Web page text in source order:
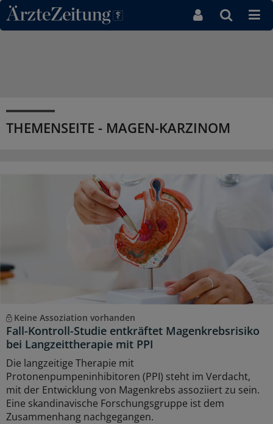
Direkt zum Inhaltsbereich
THEMENSEITE - MAGEN-KARZINOM
Keine Assoziation vorhanden
Fall-Kontroll-Studie entkräftet Magenkrebsrisiko
bei Langzeittherapie mit PPI
Die langzeitige Therapie mit
Protonenpumpeninhibitoren (PPI) steht im Verdacht,
mit der Entwicklung von Magenkrebs assoziiert zu sein.
Eine skandinavische Forschungsgruppe ist dem
Zusammenhang nachgegangen.